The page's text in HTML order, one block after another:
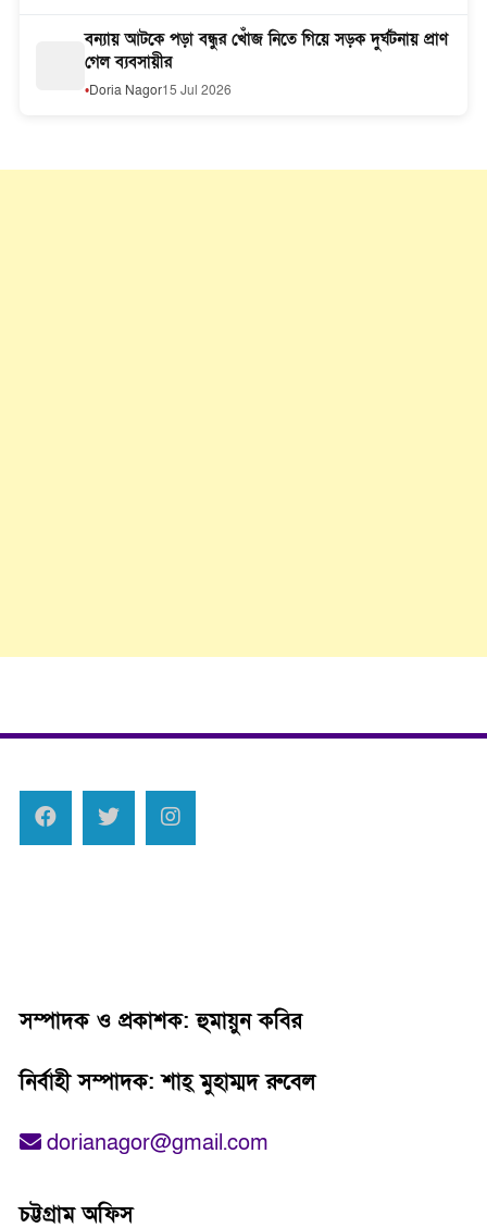
বন্যায় আটকে পড়া বন্ধুর খোঁজ নিতে গিয়ে সড়ক দুর্ঘটনায় প্রাণ
গেল ব্যবসায়ীর
Doria Nagor15 Jul 2026
সম্পাদক ও প্রকাশক: হুমায়ুন কবির
নির্বাহী সম্পাদক: শাহ্‌ মুহাম্মদ রুবেল
dorianagor@gmail.com
চট্টগ্রাম অফিস